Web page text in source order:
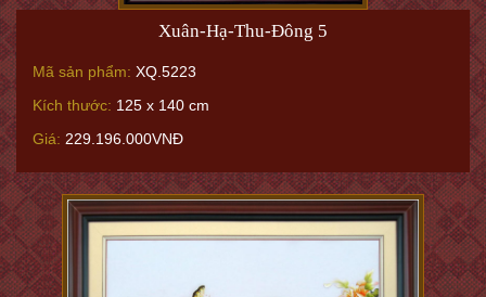
Xuân-Hạ-Thu-Đông 5
Mã sản phẩm: XQ.5223
Kích thước: 125 x 140 cm
Giá: 229.196.000VNĐ